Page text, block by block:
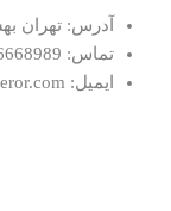
آدرس: تهران
تماس: 0216668989
ایمیل: info@emperor.com